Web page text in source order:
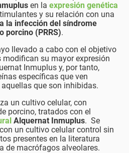
en la expresión genética
y su relación con una
la infección del síndrome
porcino (PRRS).
llevado a cabo con el objetivo
modifican su mayor expresión
Inmuplus y, por tanto,
específicas que ven
que son inhibidas.
un cultivo celular, con
porcino, tratados con el
Alquernat Inmuplus. Se
un cultivo celular control sin
presentes en la literatura
de macrófagos alveolares.